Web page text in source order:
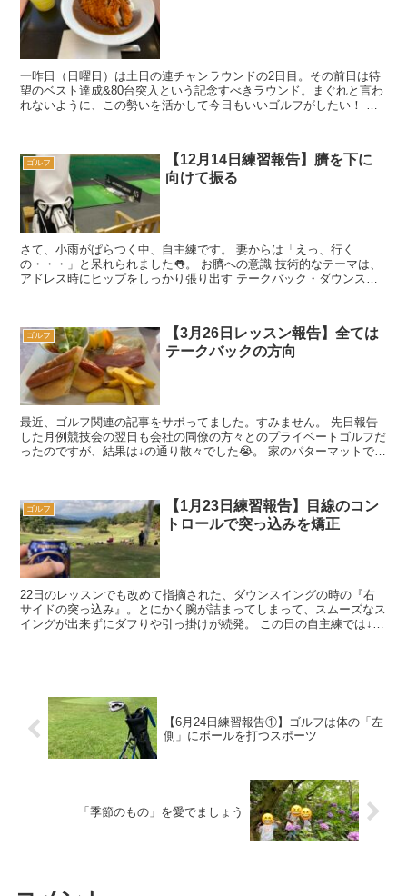
一昨日（日曜日）は土日の連チャンラウンドの2日目。その前日は待
望のベスト達成&80台突入という記念すべきラウンド。まぐれと言わ
れないように、この勢いを活かして今日もいいゴルフがしたい！ ち
ゴルフ
【12月14日練習報告】臍を下に
向けて振る
さて、小雨がぱらつく中、自主練です。 妻からは「えっ、行く
の・・・」と呆れられました👅。 お臍への意識 技術的なテーマは、
アドレス時にヒップをしっかり張り出す テークバック・ダウンスイ
ゴルフ
【3月26日レッスン報告】全ては
テークバックの方向
最近、ゴルフ関連の記事をサボってました。すみません。 先日報告
した月例競技会の翌日も会社の同僚の方々とのプライベートゴルフだ
ったのですが、結果は↓の通り散々でした😭。 家のパターマットでア
ゴルフ
【1月23日練習報告】目線のコン
トロールで突っ込みを矯正
22日のレッスンでも改めて指摘された、ダウンスイングの時の『右
サイドの突っ込み』。とにかく腕が詰まってしまって、スムーズなス
イングが出来ずにダフりや引っ掛けが続発。 この日の自主練では↓の
【6月24日練習報告①】ゴルフは体の「左
側」にボールを打つスポーツ
「季節のもの」を愛でましょう